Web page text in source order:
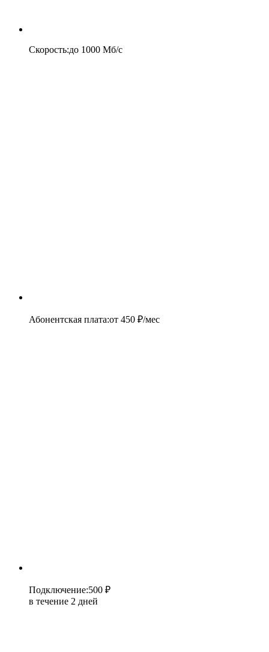
Скорость:до 1000 Мб/c
Абонентская плата:от 450 ₽/мес
Подключение:500 ₽
в течение 2 дней